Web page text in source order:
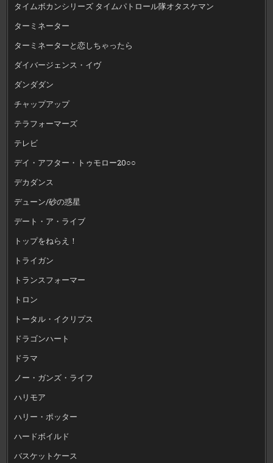
タイムボカンシリーズ タイムパトロール隊オタスケマン
ターミネーター
ターミネーターと恋しちゃったら
ダイバージェンス・イヴ
ダンダダン
チャップアップ
テラフォーマーズ
テレビ
デイ・アフター・トゥモロー20○○
デカダンス
デューン/砂の惑星
デート・ア・ライブ
トップをねらえ！
トライガン
トランスフォーマー
トロン
トータル・イクリプス
ドラゴンハート
ドラマ
ノー・ガンズ・ライフ
ハリモア
ハリー・ポッター
ハードボイルド
バスケットケース